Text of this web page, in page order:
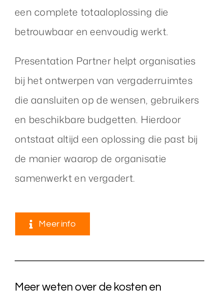
een complete totaaloplossing die
betrouwbaar en eenvoudig werkt.
Presentation Partner helpt organisaties
bij het ontwerpen van vergaderruimtes
die aansluiten op de wensen, gebruikers
en beschikbare budgetten. Hierdoor
ontstaat altijd een oplossing die past bij
de manier waarop de organisatie
samenwerkt en vergadert.
Meer info
Meer weten over de kosten en